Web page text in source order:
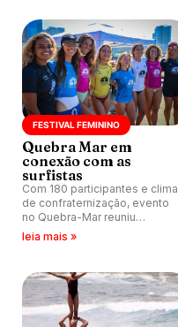
FESTIVAL FEMININO
Quebra Mar em
conexão com as
surfistas
Com 180 participantes e clima
de confraternização, evento
no Quebra-Mar reuniu
surfistas de diversos países
mulher.
leia mais »